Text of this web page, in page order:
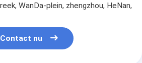
WanDa-plein, zhengzhou, HeNan,
Contact nu